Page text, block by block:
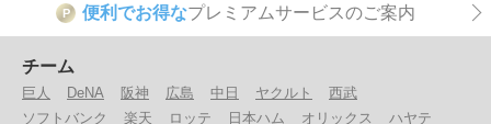
P 便利でお得なプレミアムサービスのご案内
チーム
巨人 DeNA 阪神 広島 中日 ヤクルト
西武
ソフトバンク
楽天 ロッテ 日本ハム オリックス ハヤテ